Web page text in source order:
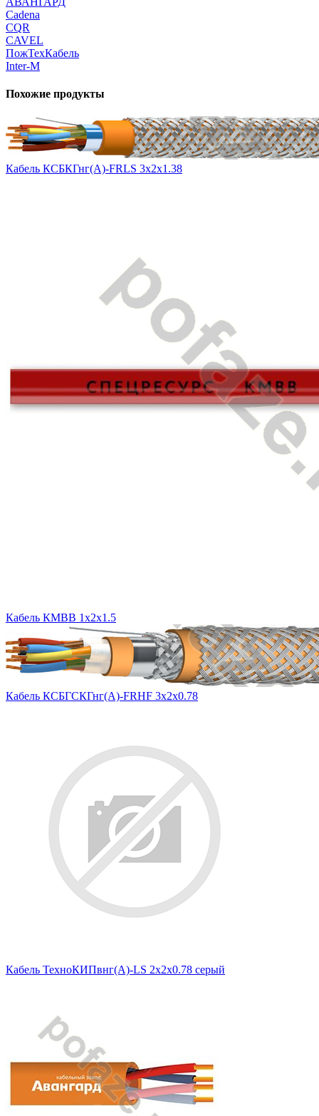
Cadena
CQR
CAVEL
ПожТехКабель
Inter-M
Похожие продукты
Кабель КСБКГнг(А)-FRLS 3х2х1.38
Кабель КМВВ 1х2х1.5
Кабель КСБГСКГнг(А)-FRHF 3х2х0.78
Кабель ТехноКИПвнг(А)-LS 2х2х0.78 серый